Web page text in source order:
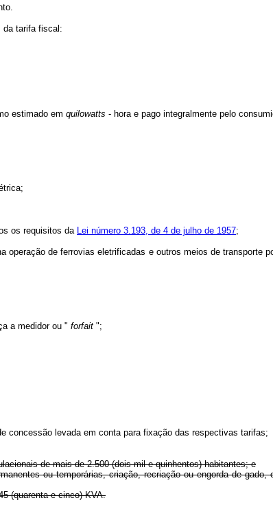
da tarifa fiscal:
estimado em quilowatts - hora e pago integralmente pelo
os requisitos da Lei número 3.193, de 4 de julho de 1957;
de ferrovias eletrificadas e outros meios de transporte
a medidor ou " forfait ";
levada em conta para fixação das respectivas tarifas;
de mais de 2.500 (dois mil e quinhentos) habitantes; e
ou temporárias, criação, recriação ou engorda de gado,
(quarenta e cinco) KVA.